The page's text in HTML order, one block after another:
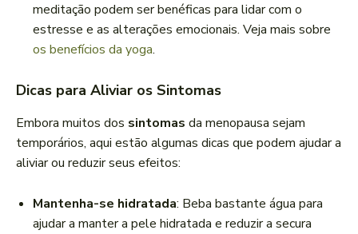
meditação podem ser benéficas para lidar com o
estresse e as alterações emocionais. Veja mais sobre
os benefícios da yoga.
Dicas para Aliviar os Sintomas
Embora muitos dos sintomas da menopausa sejam
temporários, aqui estão algumas dicas que podem ajudar a
aliviar ou reduzir seus efeitos:
Mantenha-se hidratada: Beba bastante água para
ajudar a manter a pele hidratada e reduzir a secura